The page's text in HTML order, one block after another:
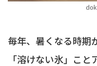
毎年、暑くなる時期
「溶けない氷」こ